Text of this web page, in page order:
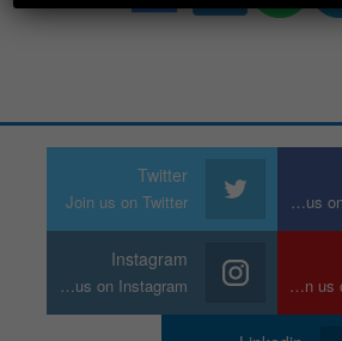
Join us on Facebook
Twitter
Join us on Twitter
Join us on Youtube
Instagram
Join us on Instagram